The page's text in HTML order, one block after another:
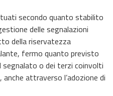
secondo quanto stabilito
delle segnalazioni
della riservatezza
fermo quanto previsto
segnalato o dei terzi coinvolti
attraverso l’adozione di